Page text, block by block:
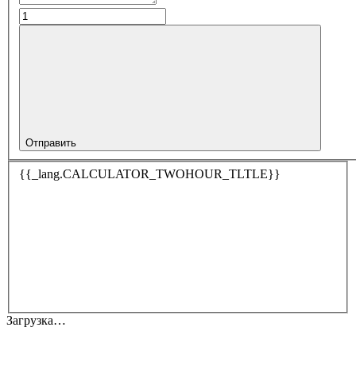
Отправить
{{_lang.CALCULATOR_TWOHOUR_TLTLE}}
Загрузка…